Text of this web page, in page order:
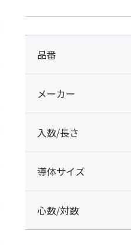
品番
メーカー
入数/長さ
導体サイズ
心数/対数